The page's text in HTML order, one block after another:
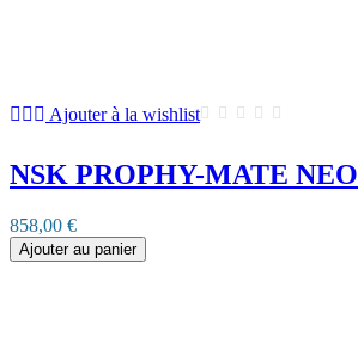
Ajouter à la wishlist
NSK PROPHY-MATE NEO
858,00 €
Ajouter au panier